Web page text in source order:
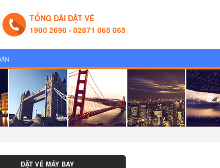
TỔNG ĐÀI ĐẶT VÉ
1900 2690 - 02871 065 065
ĐẶT VÉ MÁY BAY